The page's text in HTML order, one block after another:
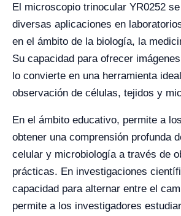
El microscopio trinocular YR0252
diversas aplicaciones en
en el ámbito de la biología, la
Su capacidad para ofrecer
lo convierte en una herramienta
observación de células, tejidos y
En el ámbito educativo, permite a
obtener una comprensión profunda
celular y microbiología a través de
prácticas. En investigaciones
capacidad para alternar entre el
permite a los investigadores